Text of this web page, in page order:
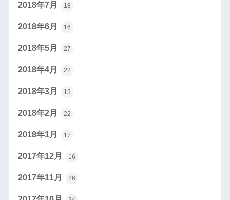
2018年7月 18
2018年6月 16
2018年5月 27
2018年4月 22
2018年3月 13
2018年2月 22
2018年1月 17
2017年12月 16
2017年11月 26